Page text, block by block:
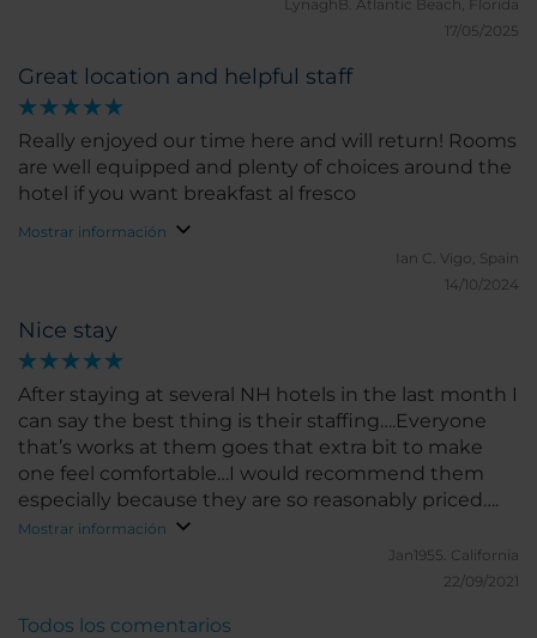
LynaghB. Atlantic Beach, Florida
17/05/2025
Great location and helpful staff
Really enjoyed our time here and will return! Rooms
are well equipped and plenty of choices around the
hotel if you want breakfast al fresco
Mostrar información
Ian C. Vigo, Spain
14/10/2024
Nice stay
After staying at several NH hotels in the last month I
can say the best thing is their staffing….Everyone
that’s works at them goes that extra bit to make
one feel comfortable…I would recommend them
especially because they are so reasonably priced….
Mostrar información
Jan1955. California
22/09/2021
Todos los comentarios